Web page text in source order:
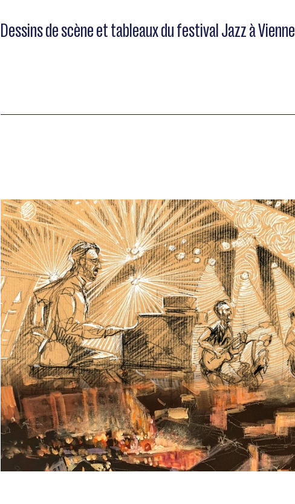
Dessins de scène et tableaux du festival Jazz à Vienne